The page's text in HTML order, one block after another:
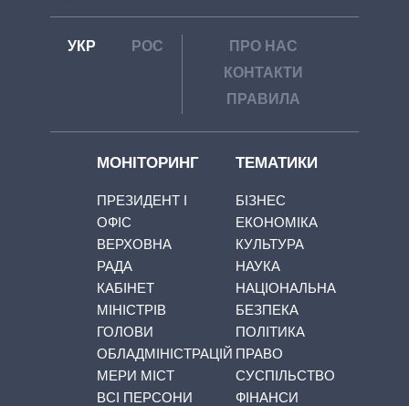
УКР РОС
ПРО НАС
КОНТАКТИ
ПРАВИЛА
МОНІТОРИНГ
ПРЕЗИДЕНТ І
ОФІС
ВЕРХОВНА
РАДА
КАБІНЕТ
МІНІСТРІВ
ГОЛОВИ
ОБЛАДМІНІСТРАЦІЙ
МЕРИ МІСТ
ВСІ ПЕРСОНИ
ТЕМАТИКИ
БІЗНЕС
ЕКОНОМІКА
КУЛЬТУРА
НАУКА
НАЦІОНАЛЬНА
БЕЗПЕКА
ПОЛІТИКА
ПРАВО
СУСПІЛЬСТВО
ФІНАНСИ